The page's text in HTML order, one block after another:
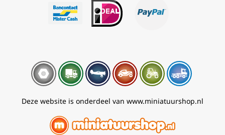
Deze website is onderdeel van www.miniatuurshop.nl